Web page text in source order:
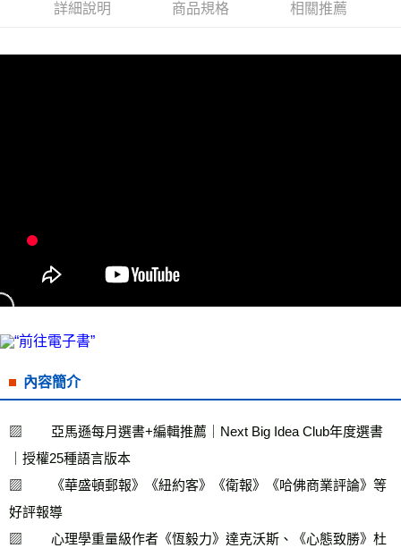
7-11取貨付款
海外叢書運費
雜誌海外運費
詳細說明 商品規格 相關推薦
內容簡介
▨        亞馬遜每月選書+編輯推薦｜Next Big Idea Club年度選書
｜授權25種語言版本
▨        《華盛頓郵報》《紐約客》《衛報》《哈佛商業評論》等
好評報導
▨        心理學重量級作者《恆毅力》達克沃斯、《心態致勝》杜